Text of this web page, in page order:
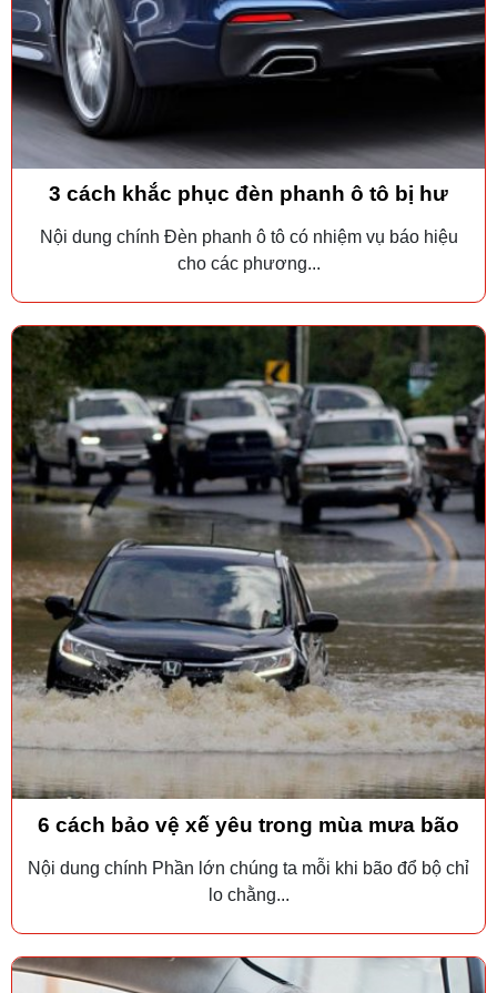
3 cách khắc phục đèn phanh ô tô bị hư
Nội dung chính Đèn phanh ô tô có nhiệm vụ báo hiệu
cho các phương...
6 cách bảo vệ xế yêu trong mùa mưa bão
Nội dung chính Phần lớn chúng ta mỗi khi bão đổ bộ chỉ
lo chằng...